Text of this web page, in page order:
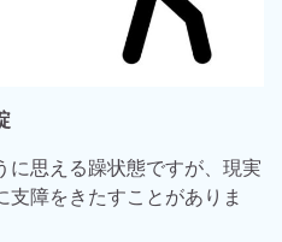
に思える躁状態ですが、現実
障をきたすことがありま